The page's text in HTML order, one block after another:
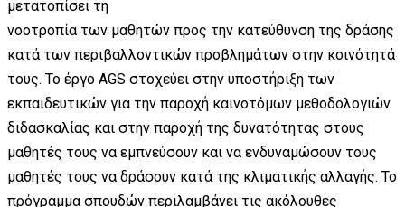
μετατοπίσει τη
νοοτροπία των μαθητών προς την κατεύθυνση της δράσης
κατά των περιβαλλοντικών προβλημάτων στην κοινότητά
τους. Το έργο AGS στοχεύει στην υποστήριξη των
εκπαιδευτικών για την παροχή καινοτόμων μεθοδολογιών
διδασκαλίας και στην παροχή της δυνατότητας στους
μαθητές τους να εμπνεύσουν και να ενδυναμώσουν τους
μαθητές τους να δράσουν κατά της κλιματικής αλλαγής. Το
πρόγραμμα σπουδών περιλαμβάνει τις ακόλουθες